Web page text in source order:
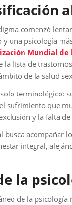
comenzó
y una psicología
Mundial de
la lista de
de la salud
terminológico:
sufrimiento que
y la falta de
busca acompañar
integral,
la
de la